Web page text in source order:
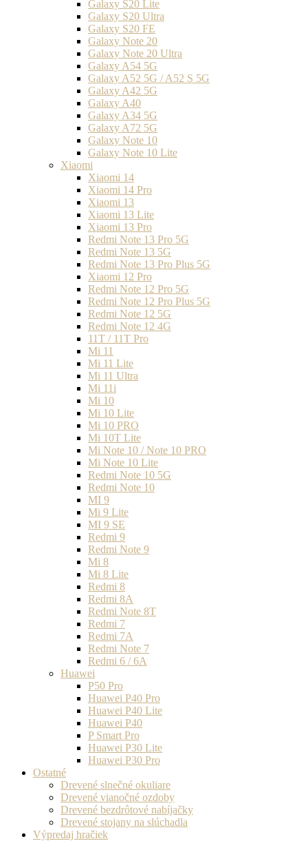
Galaxy S20 Lite
Galaxy S20 Ultra
Galaxy S20 FE
Galaxy Note 20
Galaxy Note 20 Ultra
Galaxy A54 5G
Galaxy A52 5G / A52 S 5G
Galaxy A42 5G
Galaxy A40
Galaxy A34 5G
Galaxy A72 5G
Galaxy Note 10
Galaxy Note 10 Lite
Xiaomi
Xiaomi 14
Xiaomi 14 Pro
Xiaomi 13
Xiaomi 13 Lite
Xiaomi 13 Pro
Redmi Note 13 Pro 5G
Redmi Note 13 5G
Redmi Note 13 Pro Plus 5G
Xiaomi 12 Pro
Redmi Note 12 Pro 5G
Redmi Note 12 Pro Plus 5G
Redmi Note 12 5G
Redmi Note 12 4G
11T / 11T Pro
Mi 11
Mi 11 Lite
Mi 11 Ultra
Mi 11i
Mi 10
Mi 10 Lite
Mi 10 PRO
Mi 10T Lite
Mi Note 10 / Note 10 PRO
Mi Note 10 Lite
Redmi Note 10 5G
Redmi Note 10
MI 9
Mi 9 Lite
MI 9 SE
Redmi 9
Redmi Note 9
Mi 8
Mi 8 Lite
Redmi 8
Redmi 8A
Redmi Note 8T
Redmi 7
Redmi 7A
Redmi Note 7
Redmi 6 / 6A
Huawei
P50 Pro
Huawei P40 Pro
Huawei P40 Lite
Huawei P40
P Smart Pro
Huawei P30 Lite
Huawei P30 Pro
Ostatné
Drevené slnečné okuliare
Drevené vianočné ozdoby
Drevené bezdrôtové nabíjačky
Drevené stojany na slúchadla
Výpredaj hračiek